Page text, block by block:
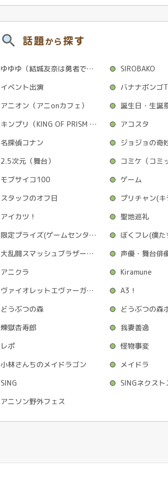
話題 から 探す
ゆゆゆ（結城友奈は勇者である） SIROBAKO
イベント出演 バナナボンゴ
アニオン（アニonカフェ） 誕生日・生誕
キンプリ（KING OF PRISM by PrettyRhythm） アコスタ
名探偵コナン ジョジョの奇
2.5次元（舞台）
モブサイコ100 ゲーム
スタッフのオフ日
アイカツ！ 聖地巡礼
限定プライズ(ゲームセンター)
大乱闘スマッシュブラザーズ(スマブラ) 声優・舞台俳
アニクラ Kiramune
ヴァイオレットエヴァーガーデン A3！
どうぶつの森
煉獄杏寿郎 我妻善逸
レポ 怪物事変
小林さんちのメイドラゴン メイドラ
SING SINGネクス
アニソン野外フェス